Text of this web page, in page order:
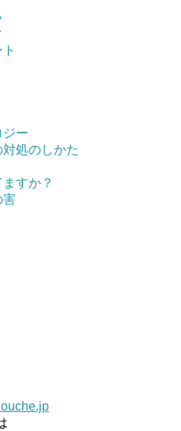
ジー
対処のしかた
すか？
害